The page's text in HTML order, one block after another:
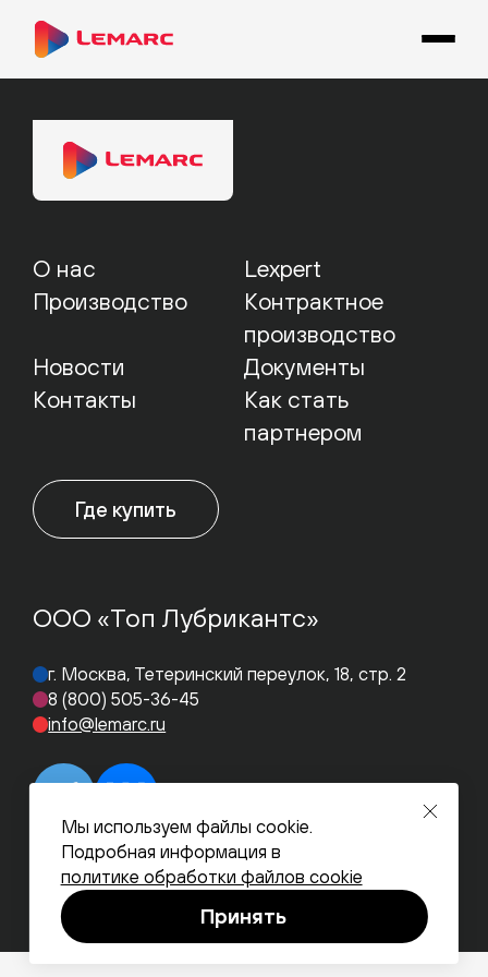
О нас
Lexpert
Производство
Контрактное
производство
Новости
Документы
Контакты
Как стать
партнером
Где купить
ООО «Топ Лубрикантс»
г. Москва, Тетеринский переулок, 18, стр. 2
8 (800) 505-36-45
info@lemarc.ru
Согласие на обработку персональных данных
Условия использования
Мы используем файлы cookie.
Подробная информация в
политике обработки файлов cookie
Принять